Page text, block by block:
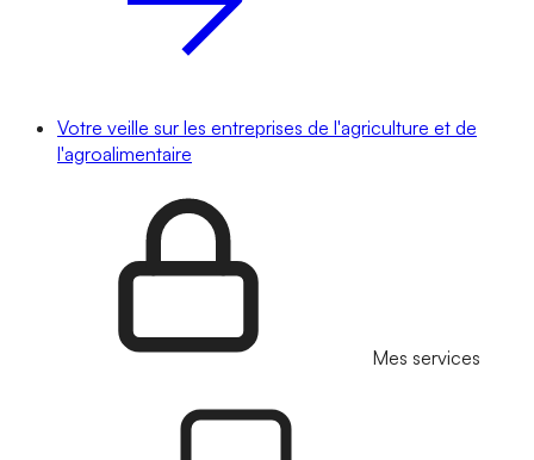
Votre veille sur les entreprises de l'agriculture et de
l'agroalimentaire
Mes services